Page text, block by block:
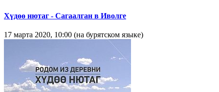
Хүдөө нютаг - Сагаалган в Иволге
17 марта 2020, 10:00 (на бурятском языке)